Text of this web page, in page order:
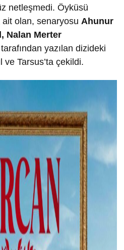
netleşmedi. Öyküsü
ait olan, senaryosu Ahunur
Nalan Merter
tarafından yazılan dizideki
ve Tarsus’ta çekildi.